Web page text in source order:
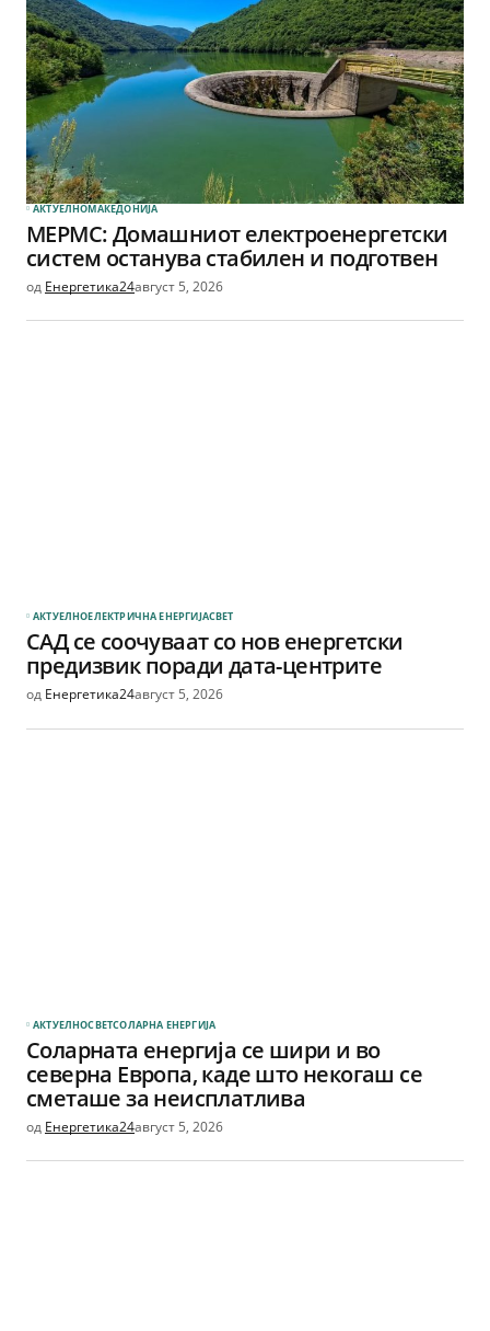
АКТУЕЛНОМАКЕДОНИЈА
МЕРМС: Домашниот електроенергетски
систем останува стабилен и подготвен
од Енергетика24август 5, 2026
АКТУЕЛНОЕЛЕКТРИЧНА ЕНЕРГИЈАСВЕТ
САД се соочуваат со нов енергетски
предизвик поради дата-центрите
од Енергетика24август 5, 2026
АКТУЕЛНОСВЕТСОЛАРНА EНЕРГИЈА
Соларната енергија се шири и во
северна Европа, каде што некогаш се
сметаше за неисплатлива
од Енергетика24август 5, 2026